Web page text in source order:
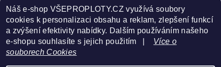
icons8.com
Praha - Herink
+420 606 020 266
Náš e-shop VŠEPROPLOTY.CZ využívá soubory
cookies k personalizaci obsahu a reklam, zlepšení funkcí
a zvýšení efektivity nabídky. Dalším používáním našeho
e-shopu souhlasíte s jejich použitím | Více o
souborech Cookies